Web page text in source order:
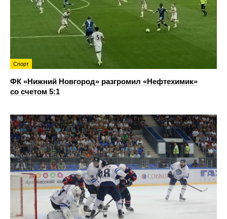
Спорт
ФК «Нижний Новгород» разгромил «Нефтехимик»
со счетом 5:1